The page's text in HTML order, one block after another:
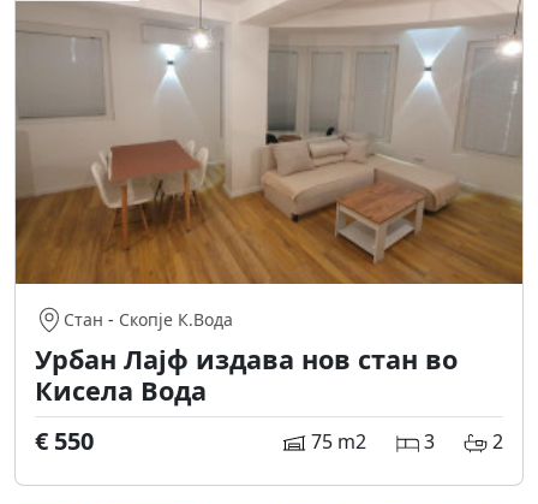
Стан - Скопје К.Вода
Урбан Лајф издава нов стан во
Кисела Вода
€ 550 75 m2 3 2